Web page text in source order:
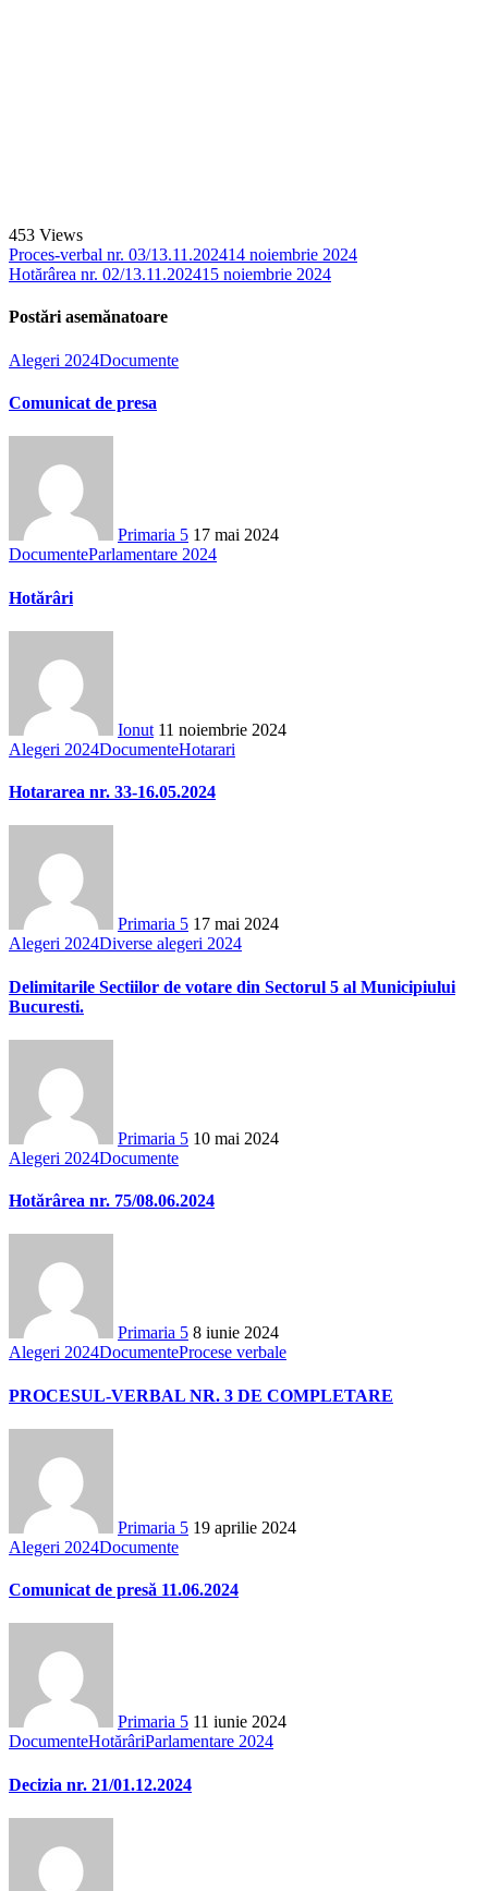
453 Views
Proces-verbal nr. 03/13.11.202414 noiembrie 2024
Hotărârea nr. 02/13.11.202415 noiembrie 2024
Postări asemănatoare
Alegeri 2024Documente
Comunicat de presa
Primaria 5 17 mai 2024
DocumenteParlamentare 2024
Hotărâri
Ionut 11 noiembrie 2024
Alegeri 2024DocumenteHotarari
Hotararea nr. 33-16.05.2024
Primaria 5 17 mai 2024
Alegeri 2024Diverse alegeri 2024
Delimitarile Sectiilor de votare din Sectorul 5 al Municipiului
Bucuresti.
Primaria 5 10 mai 2024
Alegeri 2024Documente
Hotărârea nr. 75/08.06.2024
Primaria 5 8 iunie 2024
Alegeri 2024DocumenteProcese verbale
PROCESUL-VERBAL NR. 3 DE COMPLETARE
Primaria 5 19 aprilie 2024
Alegeri 2024Documente
Comunicat de presă 11.06.2024
Primaria 5 11 iunie 2024
DocumenteHotărâriParlamentare 2024
Decizia nr. 21/01.12.2024